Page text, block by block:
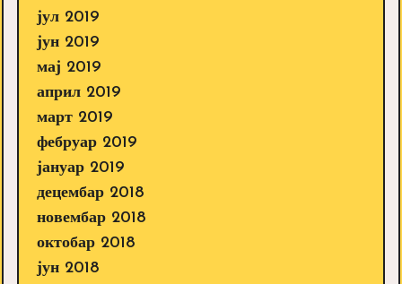
јул 2019
јун 2019
мај 2019
април 2019
март 2019
фебруар 2019
јануар 2019
децембар 2018
новембар 2018
октобар 2018
јун 2018